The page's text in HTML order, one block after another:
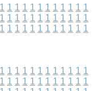
1 1 1 1 1 1 1 1 1 1 1 1
1 1 1 1 1 1 1 1 1 1 1 1
1 1 1 1 1 1 1 1 1 1 1 1
1 1 1 1 1 1 1 1 1 1 1 1
1 1 1 1 1 1 1 1 1 1 1 1